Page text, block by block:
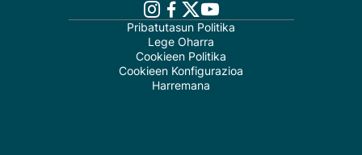
Pribatutasun Politika
Lege Oharra
Cookieen Politika
Cookieen Konfigurazioa
Harremana